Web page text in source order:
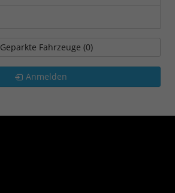
Geparkte Fahrzeuge (0)
Anmelden